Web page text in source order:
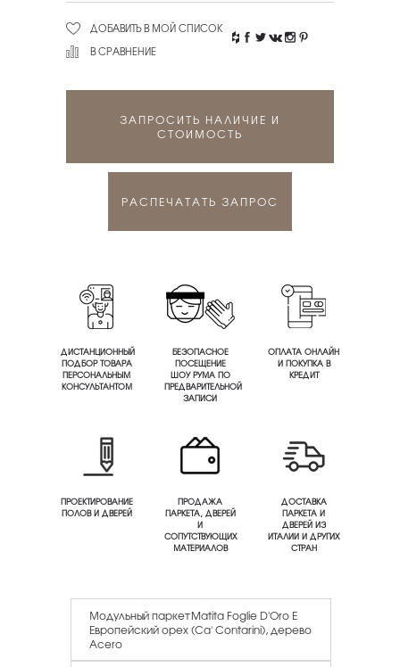
ДОБАВИТЬ В МОЙ СПИСОК
В СРАВНЕНИЕ
ЗАПРОСИТЬ НАЛИЧИЕ И
СТОИМОСТЬ
РАСПЕЧАТАТЬ ЗАПРОС
ДИСТАНЦИОННЫЙ
ПОДБОР ТОВАРА
ПЕРСОНАЛЬНЫМ
КОНСУЛЬТАНТОМ
БЕЗОПАСНОЕ
ПОСЕЩЕНИЕ
ШОУ РУМА ПО
ПРЕДВАРИТЕЛЬНОЙ
ЗАПИСИ
ОПЛАТА ОНЛАЙН
И ПОКУПКА В
КРЕДИТ
ПРОЕКТИРОВАНИЕ
ПОЛОВ И ДВЕРЕЙ
ПРОДАЖА
ПАРКЕТА, ДВЕРЕЙ
И
СОПУТСТВУЮЩИХ
МАТЕРИАЛОВ
ДОСТАВКА
ПАРКЕТА И
ДВЕРЕЙ ИЗ
ИТАЛИИ И ДРУГИХ
СТРАН
Модульный паркет Matita Foglie D'Oro E
Европейский орех (Ca' Contarini), дерево
Acero